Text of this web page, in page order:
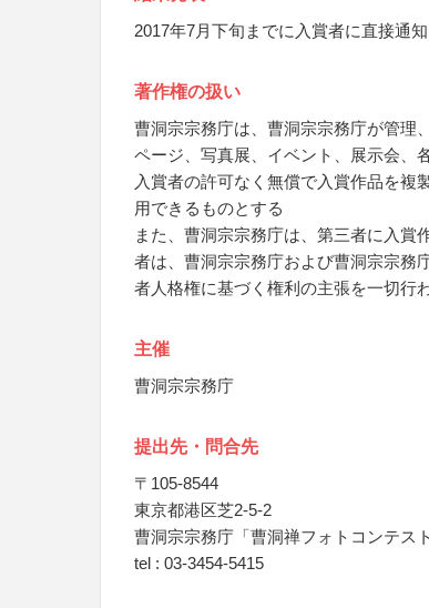
2017年7月下旬までに入賞者に直接通知
著作権の扱い
曹洞宗宗務庁は、曹洞宗宗務庁が管理
ページ、写真展、イベント、展示会、
入賞者の許可なく無償で入賞作品を複
用できるものとする
また、曹洞宗宗務庁は、第三者に入賞
者は、曹洞宗宗務庁および曹洞宗宗務
者人格権に基づく権利の主張を一切行
主催
曹洞宗宗務庁
提出先・問合先
〒105-8544
東京都港区芝2-5-2
曹洞宗宗務庁「曹洞禅フォトコンテス
tel : 03-3454-5415